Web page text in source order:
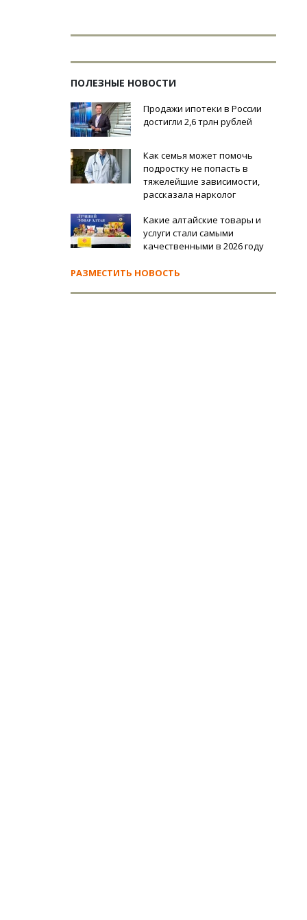
ПОЛЕЗНЫЕ НОВОСТИ
Продажи ипотеки в России
достигли 2,6 трлн рублей
Как семья может помочь
подростку не попасть в
тяжелейшие зависимости,
рассказала нарколог
Какие алтайские товары и
услуги стали самыми
качественными в 2026 году
РАЗМЕСТИТЬ НОВОСТЬ